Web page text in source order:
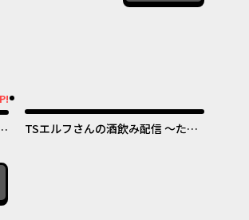
TSエルフさんの酒飲み配信 ～たく